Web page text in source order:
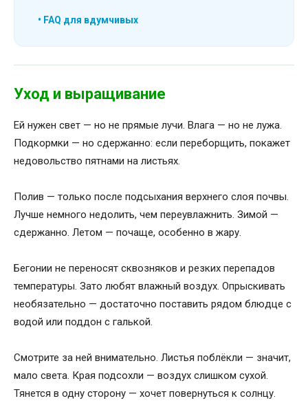
• FAQ для вдумчивых
Уход и выращивание
Ей нужен свет — но не прямые лучи. Влага — но не лужа.
Подкормки — но сдержанно: если переборщить, покажет
недовольство пятнами на листьях.
Полив — только после подсыхания верхнего слоя почвы.
Лучше немного недолить, чем переувлажнить. Зимой —
сдержанно. Летом — почаще, особенно в жару.
Бегонии не переносят сквозняков и резких перепадов
температуры. Зато любят влажный воздух. Опрыскивать
необязательно — достаточно поставить рядом блюдце с
водой или поддон с галькой.
Смотрите за ней внимательно. Листья поблёкли — значит,
мало света. Края подсохли — воздух слишком сухой.
Тянется в одну сторону — хочет повернуться к солнцу.